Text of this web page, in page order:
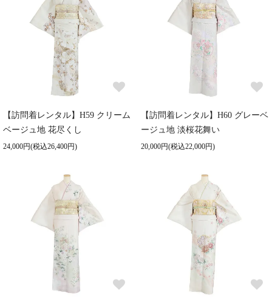
【訪問着レンタル】H59 クリーム
ベージュ地 花尽くし
24,000円(税込26,400円)
【訪問着レンタル】H60 グレーベ
ージュ地 淡桜花舞い
20,000円(税込22,000円)